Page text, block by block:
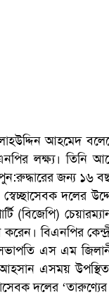
আহমেদ
লক্ষ্য। তিনি
জন্য ১৬
দলের
বিএনপির
এস এম
এসময়
দলের